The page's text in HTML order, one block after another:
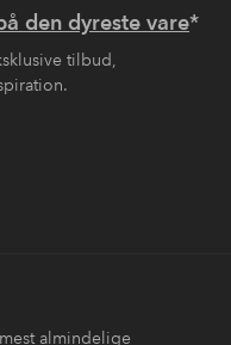
den dyreste vare*
tilbud,
almindelige